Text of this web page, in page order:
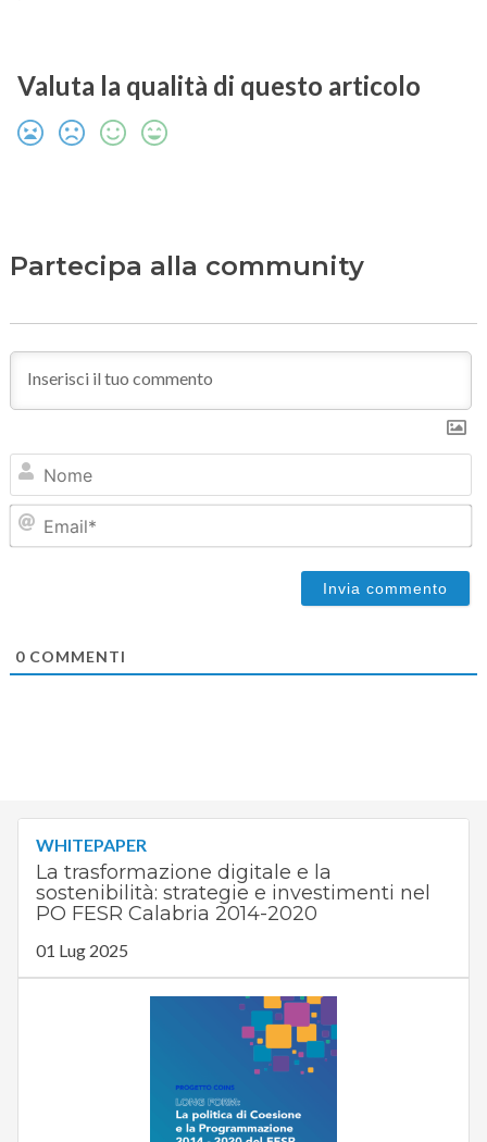
Valuta la qualità di questo articolo
Partecipa alla community
0COMMENTI
WHITEPAPER
La trasformazione digitale e la
sostenibilità: strategie e investimenti nel
PO FESR Calabria 2014-2020
01 Lug 2025